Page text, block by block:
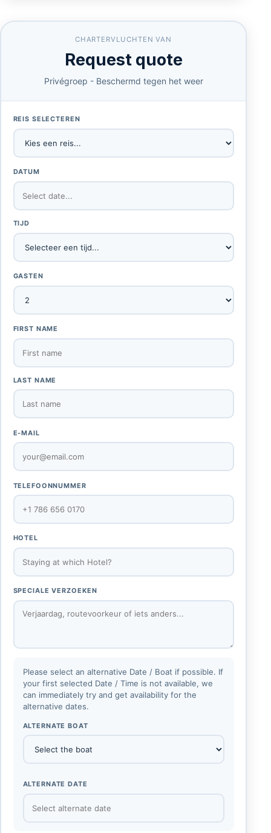
CHARTERVLUCHTEN VAN
Request quote
Privégroep - Beschermd tegen het weer
REIS SELECTEREN
DATUM
TIJD
GASTEN
FIRST NAME
LAST NAME
E-MAIL
TELEFOONNUMMER
HOTEL
SPECIALE VERZOEKEN
Please select an alternative Date / Boat if possible. If
your first selected Date / Time is not available, we
can immediately try and get availability for the
alternative dates.
ALTERNATE BOAT
ALTERNATE DATE